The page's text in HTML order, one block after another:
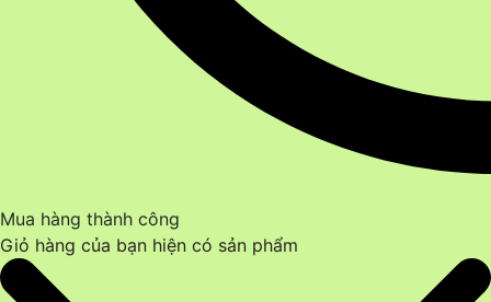
Mua hàng thành công
Giỏ hàng của bạn hiện có sản phẩm